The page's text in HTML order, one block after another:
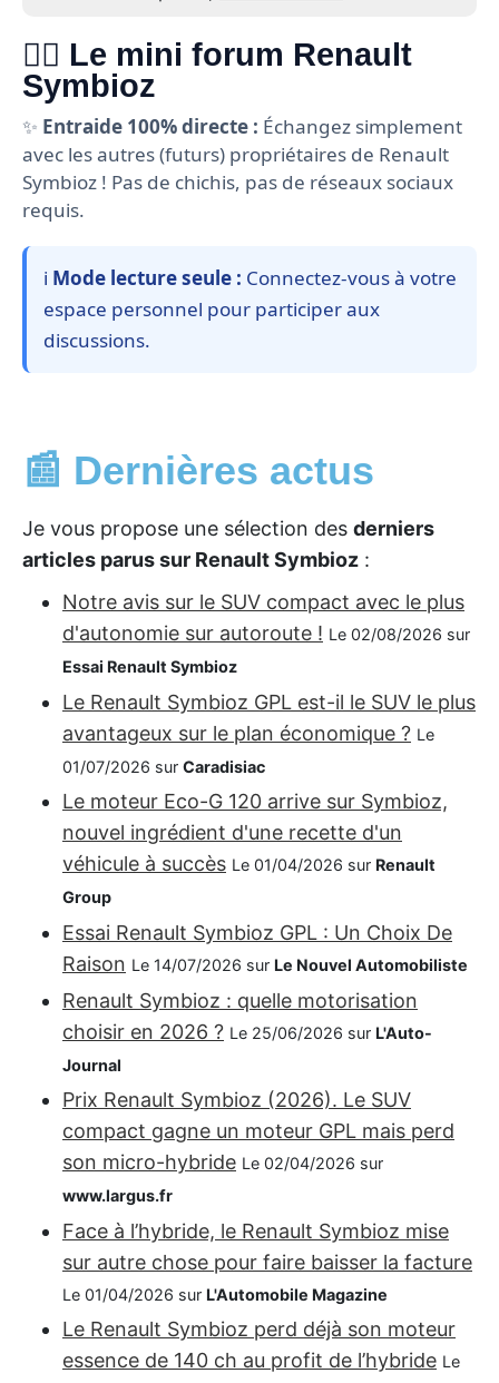
🙋‍♂️ Le mini forum Renault
Symbioz
✨ Entraide 100% directe : Échangez simplement
avec les autres (futurs) propriétaires de Renault
Symbioz ! Pas de chichis, pas de réseaux sociaux
requis.
ℹ️ Mode lecture seule : Connectez-vous à votre
espace personnel pour participer aux
discussions.
📰 Dernières actus
Je vous propose une sélection des derniers
articles parus sur Renault Symbioz :
Notre avis sur le SUV compact avec le plus
d'autonomie sur autoroute ! Le 02/08/2026 sur
Essai Renault Symbioz
Le Renault Symbioz GPL est-il le SUV le plus
avantageux sur le plan économique ? Le
01/07/2026 sur Caradisiac
Le moteur Eco-G 120 arrive sur Symbioz,
nouvel ingrédient d'une recette d'un
véhicule à succès Le 01/04/2026 sur Renault
Group
Essai Renault Symbioz GPL : Un Choix De
Raison Le 14/07/2026 sur Le Nouvel Automobiliste
Renault Symbioz : quelle motorisation
choisir en 2026 ? Le 25/06/2026 sur L'Auto-
Journal
Prix Renault Symbioz (2026). Le SUV
compact gagne un moteur GPL mais perd
son micro-hybride Le 02/04/2026 sur
www.largus.fr
Face à l’hybride, le Renault Symbioz mise
sur autre chose pour faire baisser la facture
Le 01/04/2026 sur L'Automobile Magazine
Le Renault Symbioz perd déjà son moteur
essence de 140 ch au profit de l’hybride Le